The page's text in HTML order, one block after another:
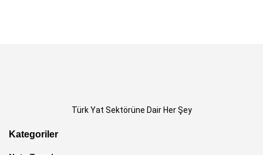
Türk Yat Sektörüne Dair Her Şey
Kategoriler